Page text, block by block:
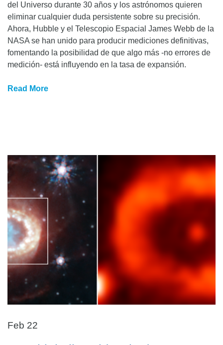
del Universo durante 30 años y los astrónomos quieren
eliminar cualquier duda persistente sobre su precisión.
Ahora, Hubble y el Telescopio Espacial James Webb de la
NASA se han unido para producir mediciones definitivas,
fomentando la posibilidad de que algo más -no errores de
medición- está influyendo en la tasa de expansión.
Read More
Feb 22